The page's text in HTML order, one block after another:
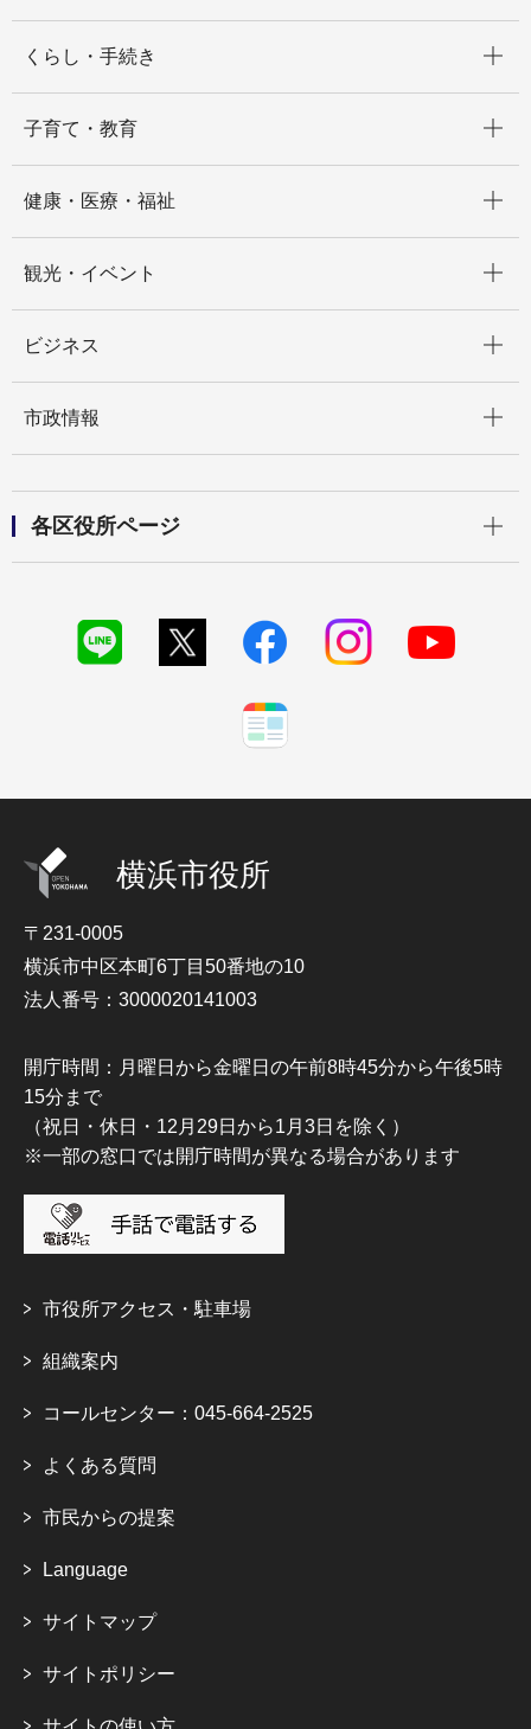
くらし・手続き
子育て・教育
健康・医療・福祉
観光・イベント
ビジネス
市政情報
各区役所ページ
横浜市役所
〒231-0005
横浜市中区本町6丁目50番地の10
法人番号：3000020141003
開庁時間：月曜日から金曜日の午前8時45分から午後5時
15分まで
（祝日・休日・12月29日から1月3日を除く）
※一部の窓口では開庁時間が異なる場合があります
市役所アクセス・駐車場
組織案内
コールセンター：045-664-2525
よくある質問
市民からの提案
Language
サイトマップ
サイトポリシー